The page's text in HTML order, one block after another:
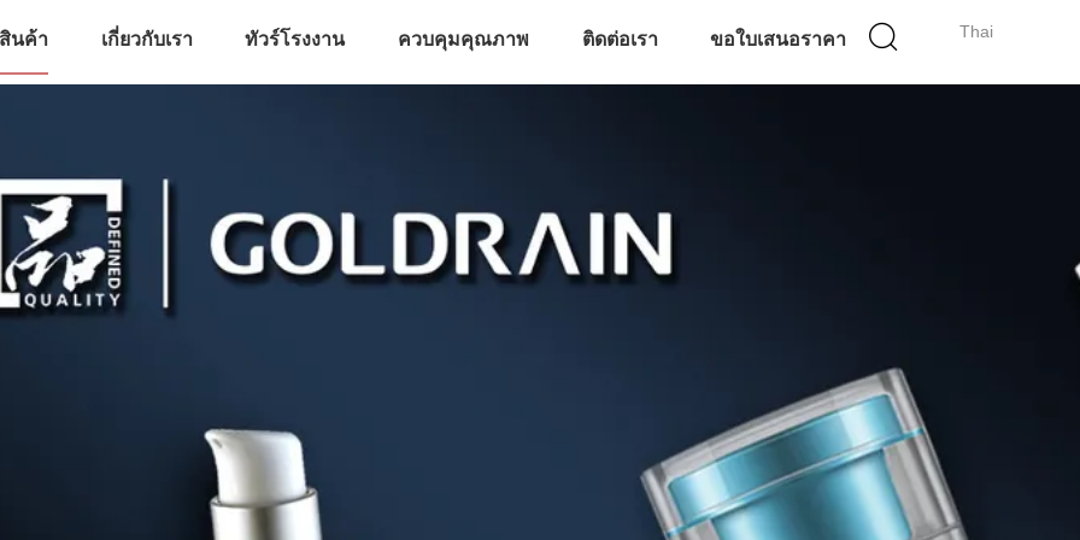
Thai
สินค้า เกี่ยวกับเรา ทัวร์โรงงาน ควบคุมคุณภาพ ติดต่อเรา ขอใบเสนอราคา